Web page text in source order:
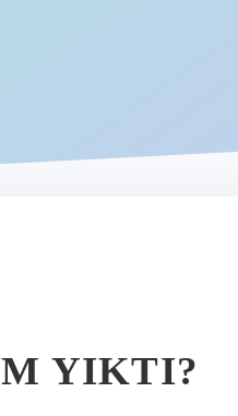
YIKTI?